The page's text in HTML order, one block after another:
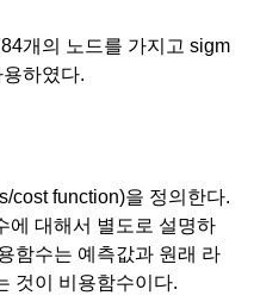
개의 노드를 가지고 sigm
하였다.
cost function)을 정의한다.
에 대해서 별도로 설명하
함수는 예측값과 원래 라
것이 비용함수이다.